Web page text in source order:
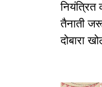
तैनाती
दोबारा